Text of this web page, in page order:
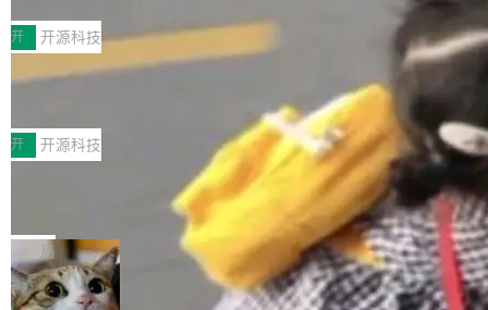
MPComm将作为一种传输引擎接入Mooncake T
ENT，实现零拷贝传输性能提升30%、非零拷贝
传输性能最高提升5倍。UCL-MPComm底层基
于自研UCL-Engine通信引擎，后续腾讯网平将
持续开源更多基于UCL-Engine的高性能通信组
件。 腾讯网平团队在UCL-MPComm中实现了一
个独立于业务线程的全局通信引擎（Engine），
型案例入选名单》，深信服“面向企业研发场景的
开源 AI 编程平台 CoStrict 应用”凭借卓越的技术
创新与落地成效成功入选。 全链路私有化部署，
助力企业AI研发安全落地 当前，越来越多企业已
经开始引入 AI Coding 工具，通过调用公有云模
型或企业内部部署模型提升研发效率。但随着 AI
Coding 从个人辅助工具逐步走向团队级、组织
级应用，企业在规模化落地过程中，对安全性、
可控性和代码质量提出了更高要求。 首先是数据
安全与合规要求。对于大多数普通研发场景，公
有云模型能够满足快速试用和效率提升的需求。
开 开源科技
深信服AI算力网关入选工信部人工智能
前不久，工业和信息化部正式发布《2025年人工
智能应用典型案例名单》，集中展示人工智能在
各领域的应用成果，覆盖技术底座、行业赋能、
产品应用、支撑保障、专题等五大方向。深信服
AI算力网关（AI创新平台）成功入选！ 随着各行
各业的Agent走向规模化建设，算力构成形态逐
渐丰富，用户关注的重点也在发生变化：不只是
让AI用起来，还要进一步看清混合算力时代下，
开 开源科技
Jeff Dean 离开 Google：一个时代的结
束，一个实验室的开始
Google 员工编号 20。MapReduce 作者之一。
Bigtable 作者之一。TensorFlow 的作者之一。
Gemini 的架构师。Google 首席科学家。 Jeff D
ean 在 Google 工作了 27 年后，宣布离职。 他
局
🔥 SolonCode v2026.8.4 发布：界面